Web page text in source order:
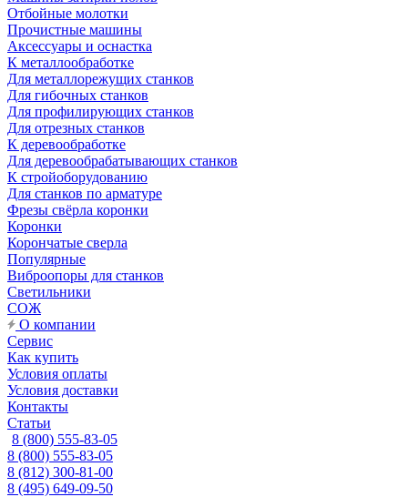
Отбойные молотки
Прочистные машины
Аксeccyapы и оснастка
К металлообработке
Для металлорежущих станков
Для гибочных станков
Для профилирующих станков
Для отрезных станков
К деревообработке
Для деревообрабатывающих станков
К стройоборудованию
Для станков по арматуре
Фрезы свёрла коронки
Коронки
Корончатые сверла
Популярные
Виброопоры для станков
Светильники
СОЖ
О компании
Сервис
Как купить
Условия оплаты
Условия доставки
Контакты
Статьи
8 (800) 555-83-05
8 (800) 555-83-05
8 (812) 300-81-00
8 (495) 649-09-50